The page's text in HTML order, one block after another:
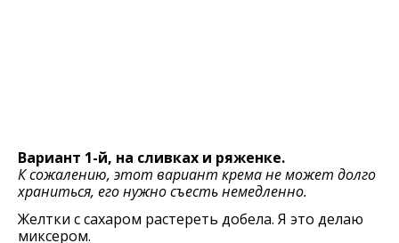
Вариант 1-й, на сливках и ряженке.
К сожалению, этот вариант крема не может долго
храниться, его нужно съесть немедленно.
Желтки с сахаром растереть добела. Я это делаю
миксером.